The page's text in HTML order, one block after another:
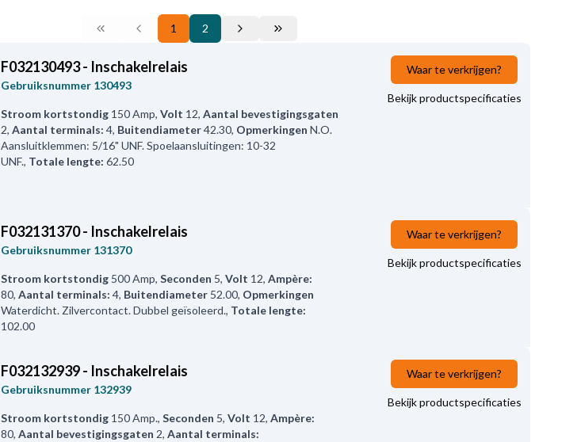
1 2
F032130493 - Inschakelrelais
Gebruiksnummer 130493
Stroom kortstondig 150 Amp, Volt 12, Aantal bevestigingsgaten
2, Aantal terminals: 4, Buitendiameter42.30, Opmerkingen N.O.
Aansluitklemmen: 5/16" UNF. Spoelaansluitingen: 10-32
UNF., Totale lengte: 62.50
Waar te verkrijgen?
Bekijk productspecificaties
F032131370 - Inschakelrelais
Gebruiksnummer 131370
Stroom kortstondig 500 Amp, Seconden 5, Volt 12, Ampère:
80, Aantal terminals: 4, Buitendiameter 52.00, Opmerkingen
Waterdicht. Zilvercontact. Dubbel geïsoleerd., Totale lengte:
102.00
Waar te verkrijgen?
Bekijk productspecificaties
F032132939 - Inschakelrelais
Gebruiksnummer 132939
Stroom kortstondig 150 Amp., Seconden 5, Volt 12, Ampère:
80, Aantal bevestigingsgaten 2, Aantal terminals:
Waar te verkrijgen?
Bekijk productspecificaties